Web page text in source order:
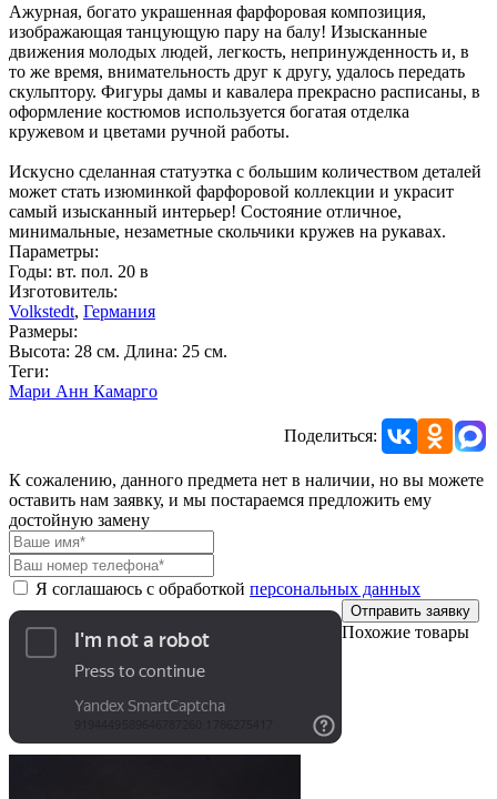
Ажурная, богато украшенная фарфоровая композиция,
изображающая танцующую пару на балу! Изысканные
движения молодых людей, легкость, непринужденность и, в
то же время, внимательность друг к другу, удалось передать
скульптору. Фигуры дамы и кавалера прекрасно расписаны, в
оформление костюмов используется богатая отделка
кружевом и цветами ручной работы.
Искусно сделанная статуэтка с большим количеством деталей
может стать изюминкой фарфоровой коллекции и украсит
самый изысканный интерьер! Состояние отличное,
минимальные, незаметные скольчики кружев на рукавах.
Параметры:
Годы: вт. пол. 20 в
Изготовитель:
Volkstedt, Германия
Размеры:
Высота: 28 см. Длина: 25 см.
Теги:
Мари Анн Камарго
Поделиться:
К сожалению, данного предмета нет в наличии, но вы можете
оставить нам заявку, и мы постараемся предложить ему
достойную замену
Я соглашаюсь с обработкой персональных данных
Отправить заявку
Похожие товары